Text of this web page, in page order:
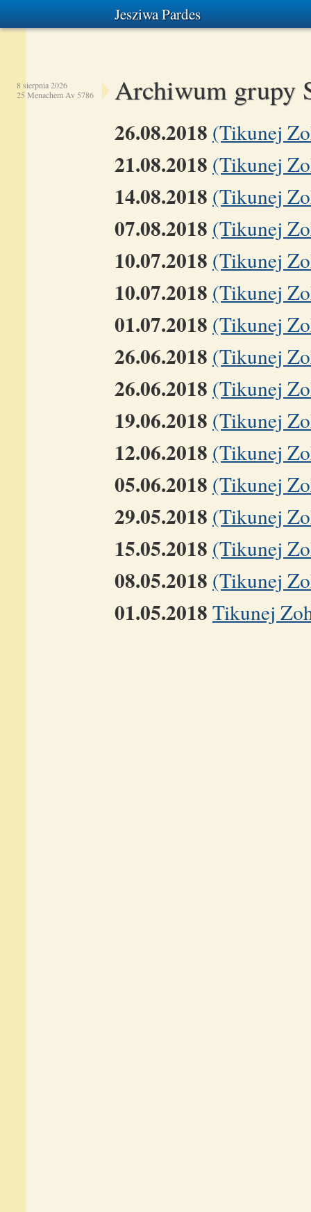
Jesziwa Pardes
8 sierpnia 2026
25 Menachem Av 5786
Archiwum grupy
26.08.2018 (Tikunej
21.08.2018 (Tikunej
14.08.2018 (Tikunej
07.08.2018 (Tikunej
10.07.2018 (Tikunej
10.07.2018 (Tikunej
01.07.2018 (Tikunej
26.06.2018 (Tikunej
26.06.2018 (Tikunej
19.06.2018 (Tikunej
12.06.2018 (Tikunej
05.06.2018 (Tikunej
29.05.2018 (Tikunej
15.05.2018 (Tikunej
08.05.2018 (Tikunej
01.05.2018 Tikunej